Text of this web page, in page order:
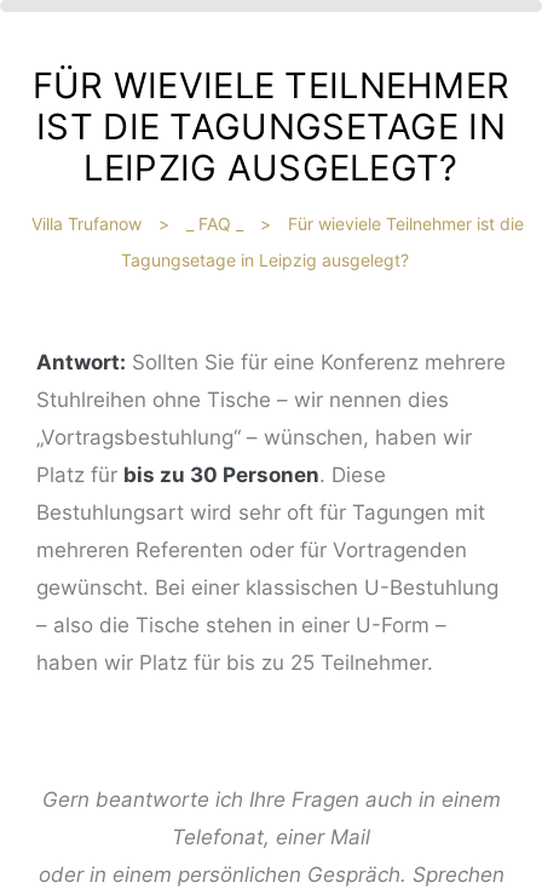
FÜR WIEVIELE TEILNEHMER
IST DIE TAGUNGSETAGE IN
LEIPZIG AUSGELEGT?
Villa Trufanow > _ FAQ _ >
Für wieviele Teilnehmer ist die
Tagungsetage in Leipzig ausgelegt?
Antwort: Sollten Sie für eine Konferenz mehrere
Stuhlreihen ohne Tische – wir nennen dies
„Vortragsbestuhlung“ – wünschen, haben wir
Platz für bis zu 30 Personen. Diese
Bestuhlungsart wird sehr oft für Tagungen mit
mehreren Referenten oder für Vortragenden
gewünscht. Bei einer klassischen U-Bestuhlung
– also die Tische stehen in einer U-Form –
haben wir Platz für bis zu 25 Teilnehmer.
Gern beantworte ich Ihre Fragen auch in einem
Telefonat, einer Mail
oder in einem persönlichen Gespräch. Sprechen